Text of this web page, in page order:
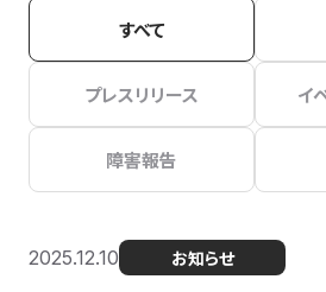
すべて
プレスリリース イ
障害報告
2025.12.10 お知らせ